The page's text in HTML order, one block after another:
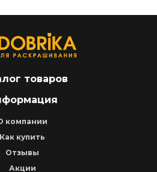
товаров
компании
Как купить
Отзывы
Акции